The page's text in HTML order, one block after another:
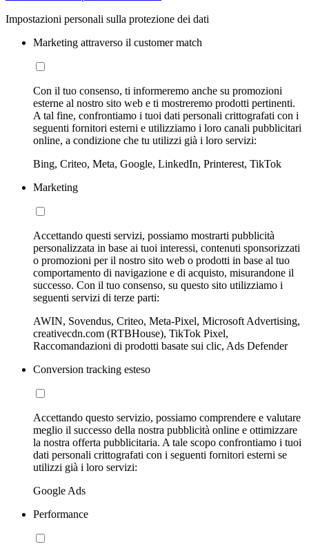
Impostazioni personali sulla protezione dei dati
Marketing attraverso il customer match
Con il tuo consenso, ti informeremo anche su promozioni
esterne al nostro sito web e ti mostreremo prodotti pertinenti.
A tal fine, confrontiamo i tuoi dati personali crittografati con i
seguenti fornitori esterni e utilizziamo i loro canali pubblicitari
online, a condizione che tu utilizzi già i loro servizi:
Bing, Criteo, Meta, Google, LinkedIn, Printerest, TikTok
Marketing
Accettando questi servizi, possiamo mostrarti pubblicità
personalizzata in base ai tuoi interessi, contenuti sponsorizzati
o promozioni per il nostro sito web o prodotti in base al tuo
comportamento di navigazione e di acquisto, misurandone il
successo. Con il tuo consenso, su questo sito utilizziamo i
seguenti servizi di terze parti:
AWIN, Sovendus, Criteo, Meta-Pixel, Microsoft Advertising,
creativecdn.com (RTBHouse), TikTok Pixel,
Raccomandazioni di prodotti basate sui clic, Ads Defender
Conversion tracking esteso
Accettando questo servizio, possiamo comprendere e valutare
meglio il successo della nostra pubblicità online e ottimizzare
la nostra offerta pubblicitaria. A tale scopo confrontiamo i tuoi
dati personali crittografati con i seguenti fornitori esterni se
utilizzi già i loro servizi:
Google Ads
Performance